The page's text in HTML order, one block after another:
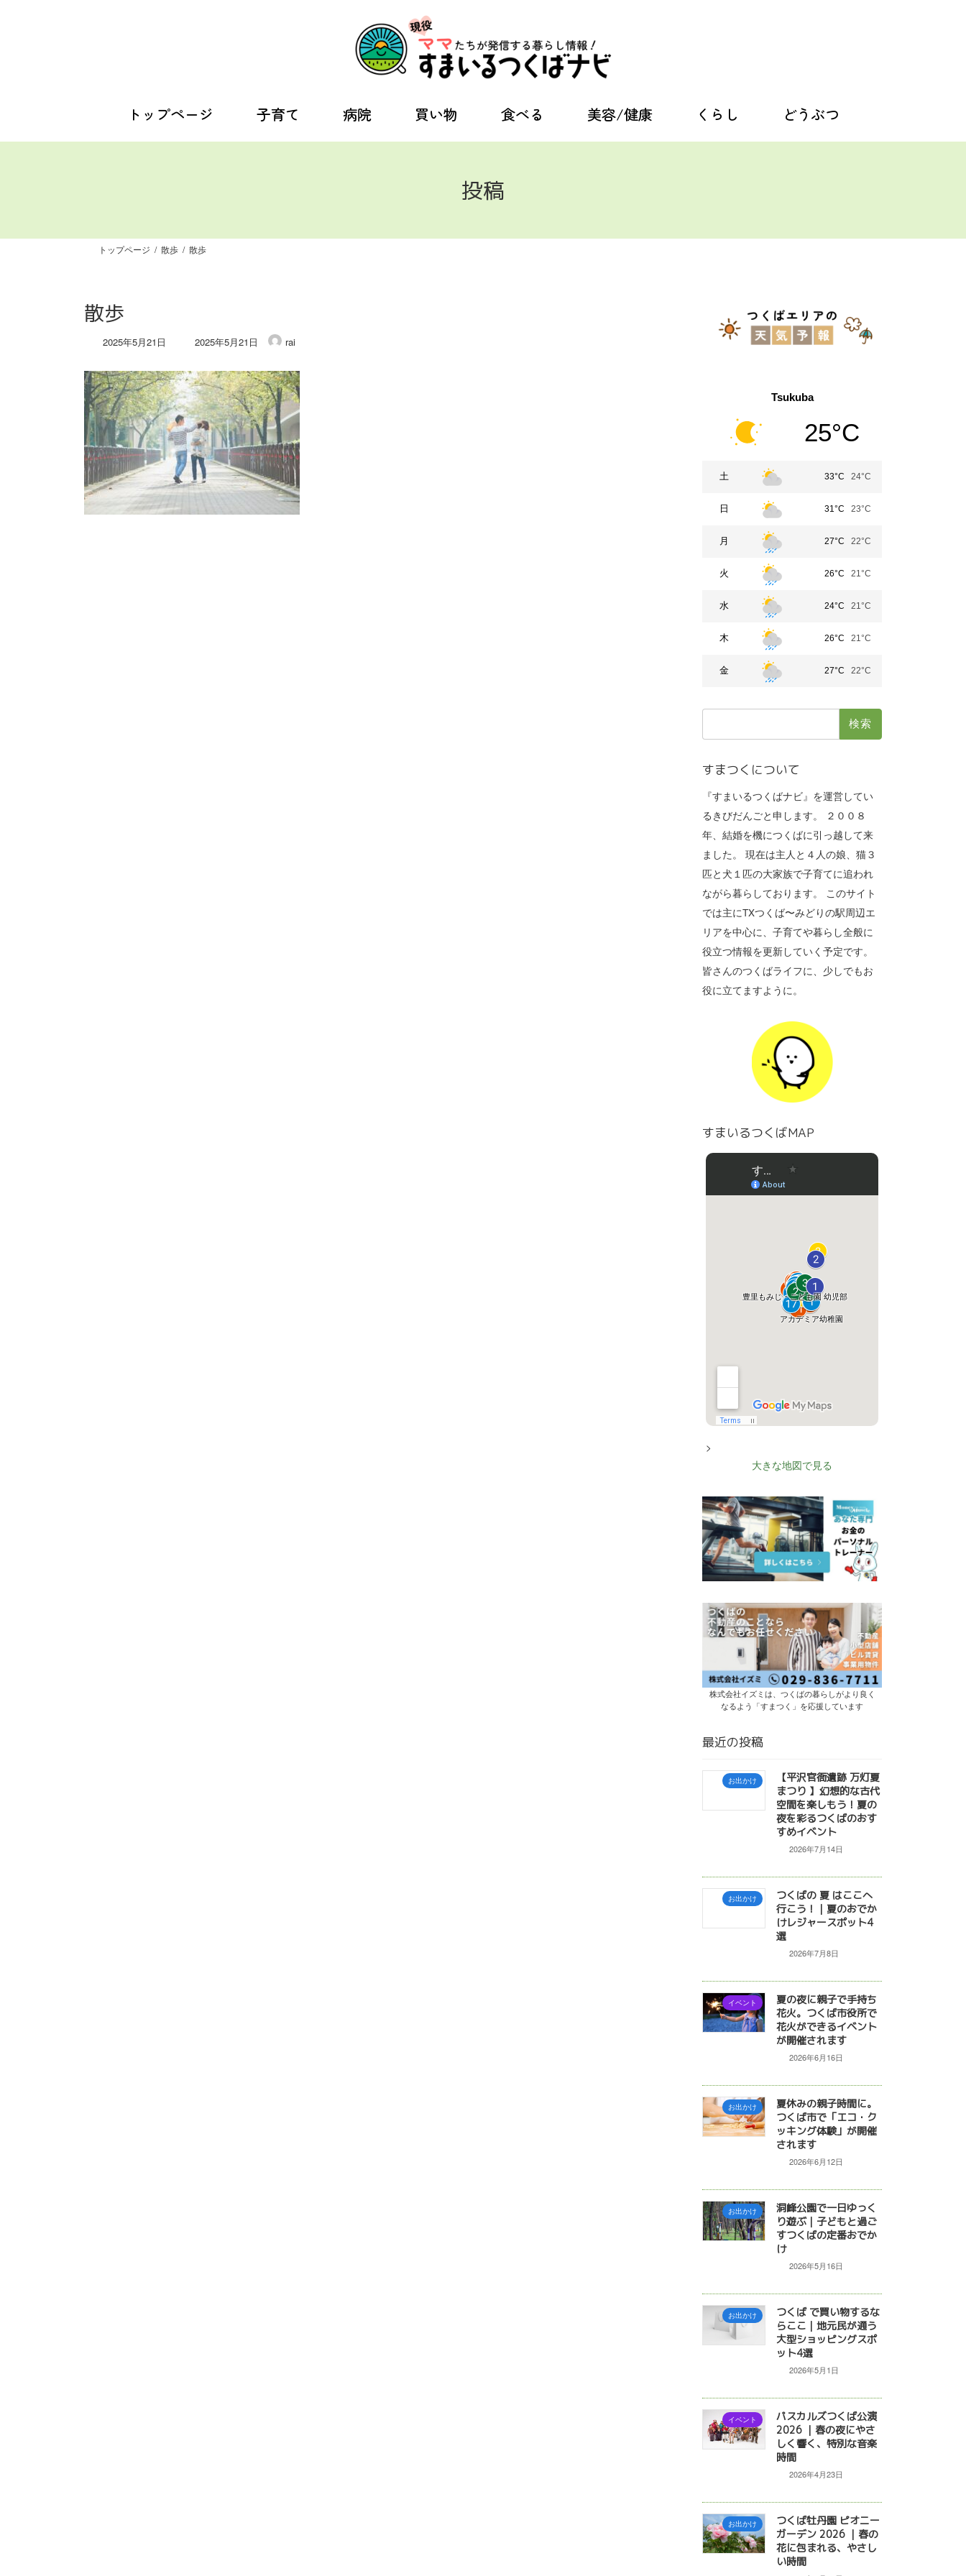
トップページ 子育て 病院 買い物 食べる 美容/健康 くらし どうぶつ
投稿
トップページ 散歩 散歩
散歩
2025年5月21日
最
新
日
時
:
2025年5月21日 rai
Tsukuba
25°C
土 33°C 24°C
日 31°C 23°C
月 27°C 22°C
火 26°C 21°C
水 24°C 21°C
木 26°C 21°C
金 27°C 22°C
すまつくについて
『すまいるつくばナビ』を運営してい
るきびだんごと申します。 ２００８
年、結婚を機につくばに引っ越して来
ました。 現在は主人と４人の娘、猫３
匹と犬１匹の大家族で子育てに追われ
ながら暮らしております。 このサイト
では主にTXつくば〜みどりの駅周辺エ
リアを中心に、子育てや暮らし全般に
役立つ情報を更新していく予定です。
皆さんのつくばライフに、少しでもお
役に立てますように。
すまいるつくばMAP
>
大きな地図で見る
株式会社イズミは、つくばの暮らしがより良く
なるよう「すまつく」を応援しています
最近の投稿
お出かけ
【平沢官衙遺跡 万灯夏
まつり 】幻想的な古代
空間を楽しもう！夏の
夜を彩るつくばのおす
すめイベント
2026年7月14日
お出かけ
つくばの 夏 はここへ
行こう！｜夏のおでか
けレジャースポット4
選
2026年7月8日
イベント
夏の夜に親子で手持ち
花火。つくば市役所で
花火ができるイベント
が開催されます
2026年6月16日
お出かけ
夏休みの親子時間に。
つくば市で「エコ・ク
ッキング体験」が開催
されます
2026年6月12日
お出かけ
洞峰公園で一日ゆっく
り遊ぶ｜子どもと過ご
すつくばの定番おでか
け
2026年5月16日
お出かけ
つくば で買い物するな
らここ｜地元民が通う
大型ショッピングスポ
ット4選
2026年5月1日
イベント
パスカルズつくば公演
2026 ｜春の夜にやさ
しく響く、特別な音楽
時間
2026年4月23日
お出かけ
つくば牡丹園 ピオニー
ガーデン 2026 ｜春の
花に包まれる、やさし
い時間